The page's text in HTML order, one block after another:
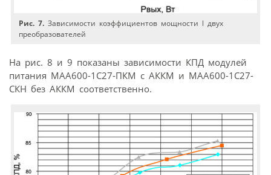
Рис. 7. Зависимости коэффициентов мощности l двух
преобразователей
На рис. 8 и 9 показаны зависимости КПД модулей
питания МАА600-1С27-ПКМ с АККМ и МАА600-1С27-
СКН без АККМ соответственно.